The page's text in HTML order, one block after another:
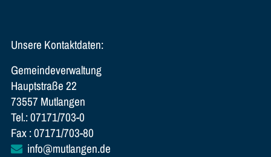
Unsere Kontaktdaten:
Gemeindeverwaltung
Hauptstraße 22
73557 Mutlangen
Tel.: 07171/703-0
Fax : 07171/703-80
info@mutlangen.de